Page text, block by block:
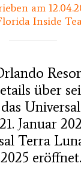
am
Inside
über
Januar
Terra
eröffnet.